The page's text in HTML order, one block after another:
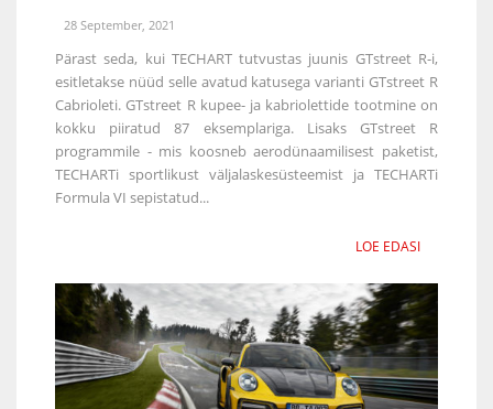
28 September, 2021
Pärast seda, kui TECHART tutvustas juunis GTstreet R-i,
esitletakse nüüd selle avatud katusega varianti GTstreet R
Cabrioleti. GTstreet R kupee- ja kabriolettide tootmine on
kokku piiratud 87 eksemplariga. Lisaks GTstreet R
programmile - mis koosneb aerodünaamilisest paketist,
TECHARTi sportlikust väljalaskesüsteemist ja TECHARTi
Formula VI sepistatud...
LOE EDASI